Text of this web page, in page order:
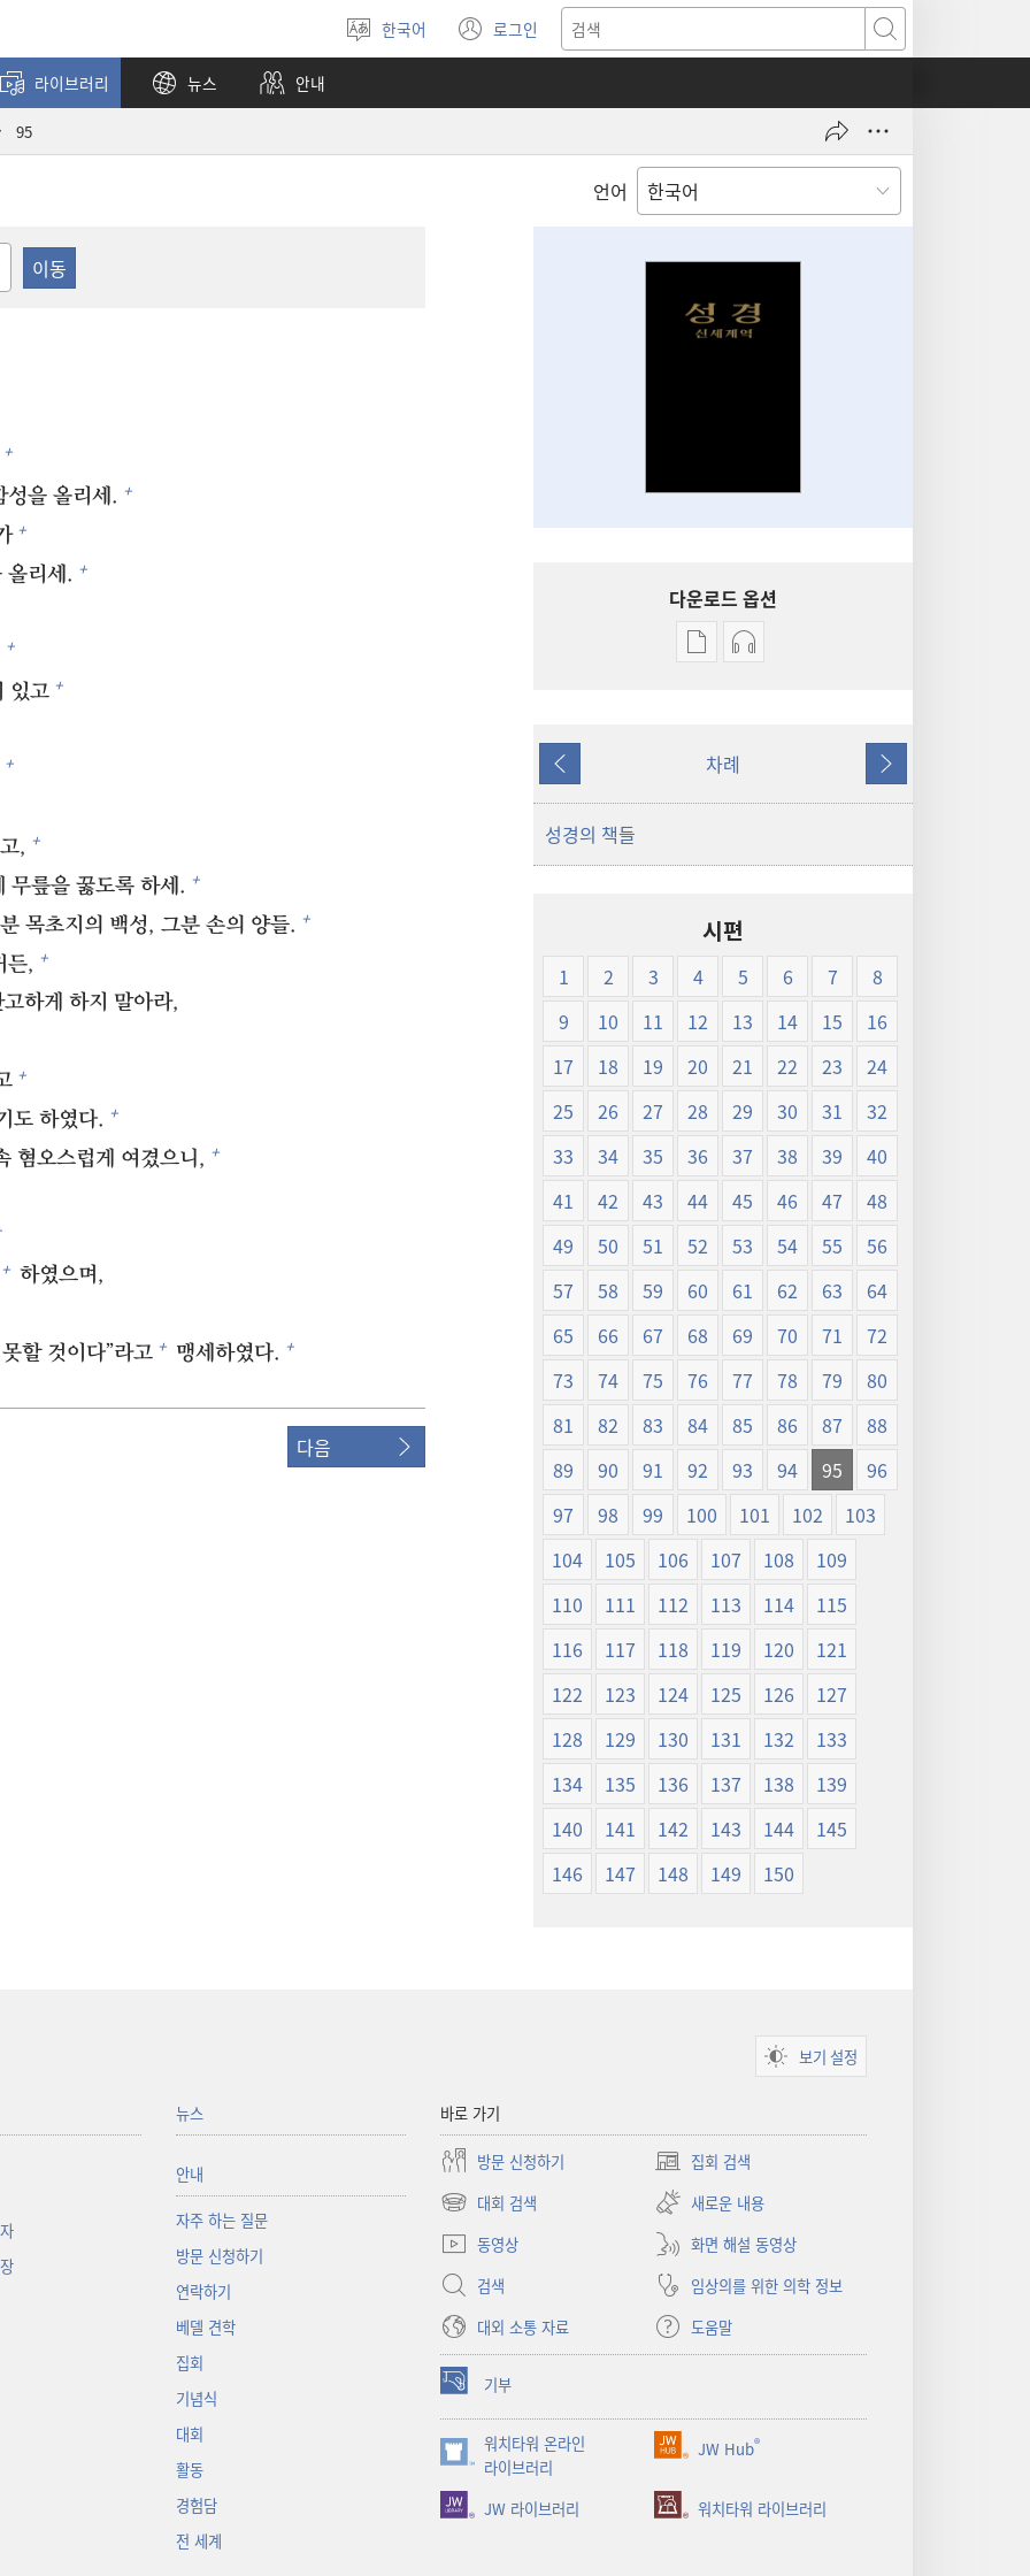
언어
선택
한국어 로그인
(새로운
창
검색
라이브러리 뉴스 안내
95
언어
+
성을 올리세. +
+
올리세. +
+
있고 +
+
, +
무릎을 꿇도록 하세. +
목초지의 백성, 그분 손의 양들. +
든, +
하게 하지 말아라,
+
도 하였다. +
혐오스럽게 여겼으니, +
+ 하였으며,
할 것이다”라고 + 맹세하였다. +
다음
다운로드 옵션
출판물
성경
(1999년판)
오디오
(1999년판)
이전 차례 다음
성경의 책들
시편
1 2 3 4 5 6 7
8
9
10 11 12 13 14 15
16
17
18 19 20 21 22 23
24
25
26 27 28 29 30 31
32
33
34 35 36 37 38 39
40
41
42 43 44 45 46 47
48
49
50 51 52 53 54 55
56
57
58 59 60 61 62 63
64
65
66 67 68 69 70 71
72
73
74 75 76 77 78 79
80
81
82 83 84 85 86 87
88
89
90 91 92 93 94 95
96
97
98 99 100 101 102
103
104
105 106 107 108
109
110
111 112 113 114
115
116
117 118 119 120
121
122
123 124 125 126
127
128
129 130 131 132
133
134
135 136 137 138
139
140
141 142 143 144
145
146
147 148 149 150
보기 설정
뉴스
안내
자주 하는 질문
방문 신청하기
연락하기
베델 견학
집회
기념식
대회
활동
경험담
전 세계
바로 가기
방문 신청하기 집회 검색
(새로운
창
열기)
대회 검색
(새로운
창
새로운 내용
동영상
화면 해설 동영상
검색
임상의를 위한 의학 정보
대외 소통 자료
도움말
기부
(새로운
창
열기)
워치타워 온라인
라이브러리
(새로운
창
열기)
JW Hub®
(새로운
열기)
JW 라이브러리 워치타워 라이브러리